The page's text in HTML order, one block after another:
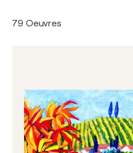
79 Oeuvres